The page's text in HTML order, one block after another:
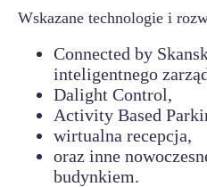
Wskazane technologie i
Connected by
inteligentnego
Dalight Control,
Activity Based
wirtualna recepcja,
oraz inne
budynkiem.